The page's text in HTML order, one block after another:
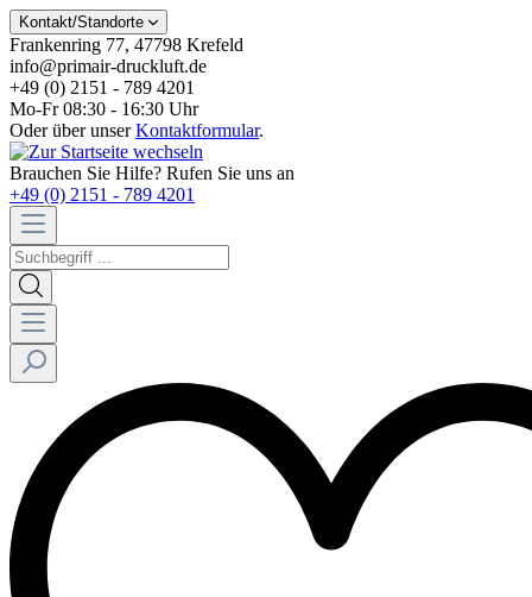
Kontakt/Standorte
Frankenring 77, 47798 Krefeld
info@primair-druckluft.de
+49 (0) 2151 - 789 4201
Mo-Fr 08:30 - 16:30 Uhr
Oder über unserKontaktformular.
Brauchen Sie Hilfe? Rufen Sie uns an
+49 (0) 2151 - 789 4201